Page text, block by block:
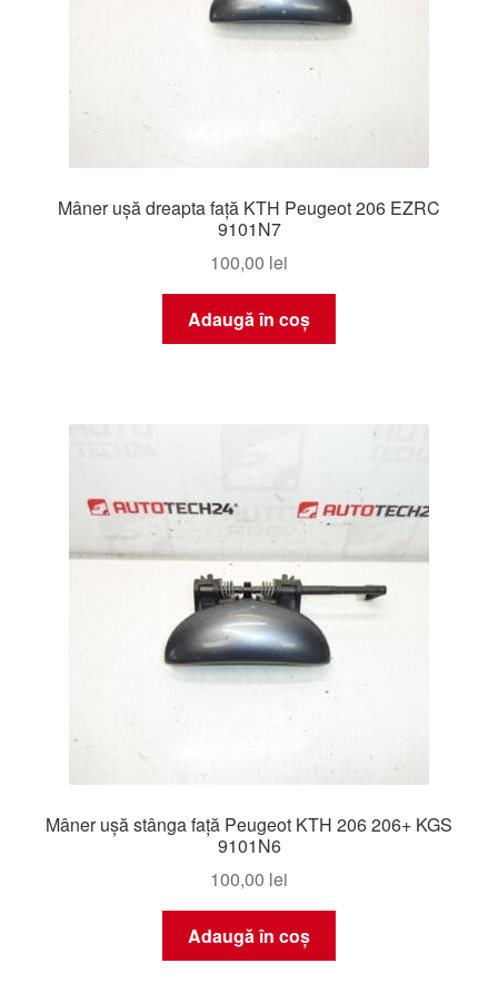
Mâner ușă dreapta față KTH Peugeot 206 EZRC
9101N7
100,00 lei
Adaugă în coș
Mâner ușă stânga față Peugeot KTH 206 206+ KGS
9101N6
100,00 lei
Adaugă în coș